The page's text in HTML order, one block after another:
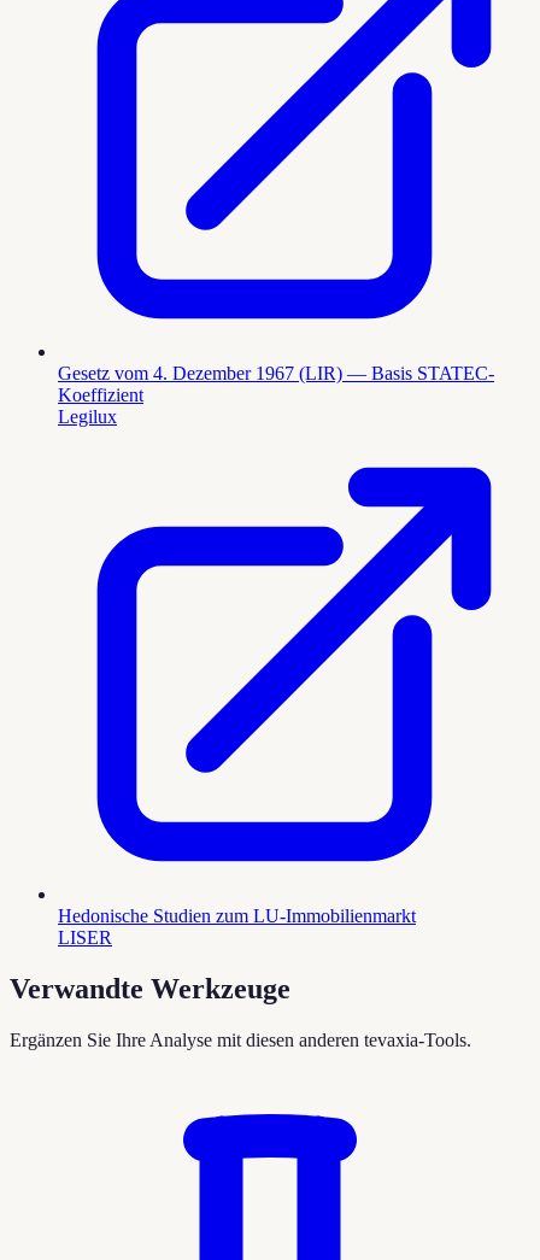
Gesetz vom 4. Dezember 1967 (LIR) — Basis STATEC-
Koeffizient
Legilux
Hedonische Studien zum LU-Immobilienmarkt
LISER
Verwandte Werkzeuge
Ergänzen Sie Ihre Analyse mit diesen anderen tevaxia-Tools.